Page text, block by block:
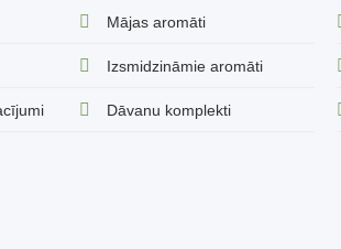
Mājas aromāti
Izsmidzināmie aromāti
Dāvanu komplekti